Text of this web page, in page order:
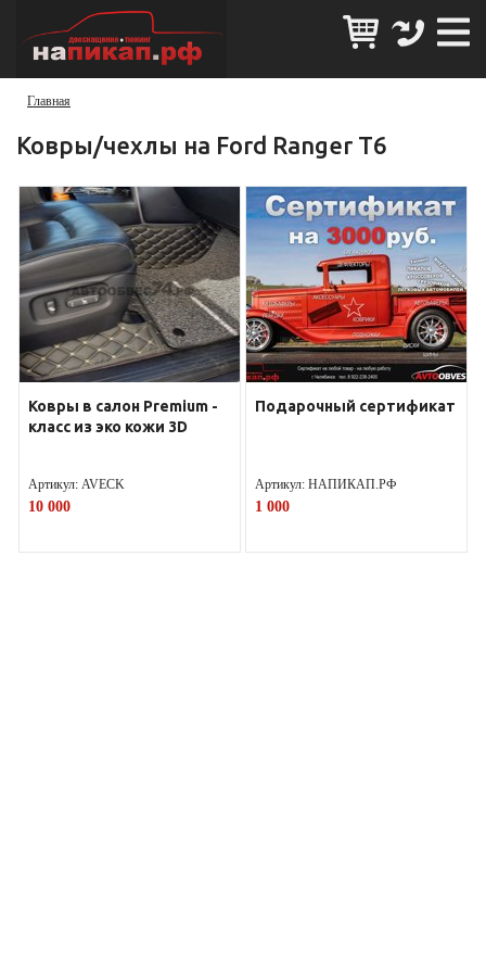
Главная
Ковры/чехлы на Ford Ranger T6
Ковры в салон Premium -
класс из эко кожи 3D
Артикул: AVECK
10 000
Подарочный сертификат
Артикул: НАПИКАП.РФ
1 000